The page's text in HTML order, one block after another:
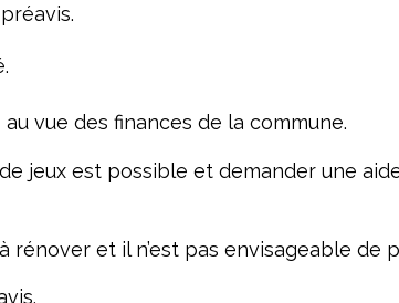
vue des finances de la commune.
jeux est possible et demander une
rénover et il n’est pas envisageable